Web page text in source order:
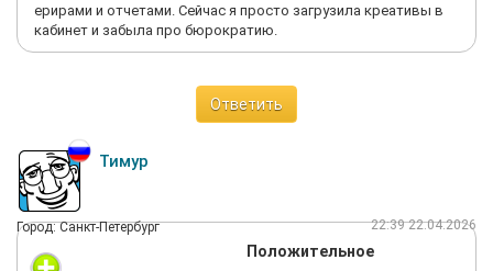
ерирами и отчетами. Сейчас я просто загрузила креативы в
кабинет и забыла про бюрократию.
Ответить
Тимур
Город: Санкт-Петербург 22:39 22.04.2026
Положительное